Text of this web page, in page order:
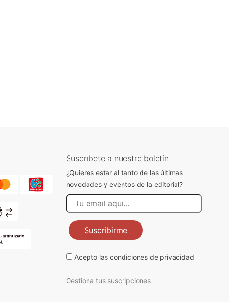
Suscríbete a nuestro boletín
¿Quieres estar al tanto de las últimas
novedades y eventos de la editorial?
Suscribirme
Acepto las condiciones de privacidad
Gestiona tus suscripciones